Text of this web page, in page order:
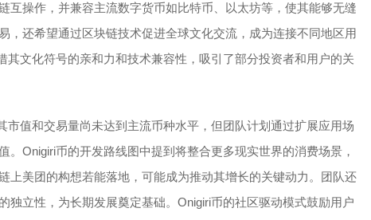
互操作，并兼容主流数字货币如比特币、以太坊等，使其能够无缝
，还希望通过区块链技术促进全球文化交流，成为连接不同地区用
其文化符号的亲和力和技术兼容性，吸引了部分投资者和用户的关
值和交易量尚未达到主流币种水平，但团队计划通过扩展应用场
Onigiri币的开发路线图中提到将整合更多现实世界的消费场景，
上美团的构想若能落地，可能成为推动其增长的关键动力。团队还
独立性，为长期发展奠定基础。Onigiri币的社区驱动模式鼓励用户